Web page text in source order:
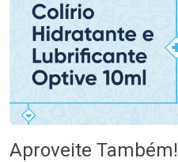
Aproveite Também!